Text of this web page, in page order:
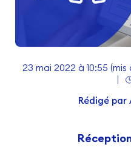
23 mai 2022 à 10:55 (mis
Rédigé par